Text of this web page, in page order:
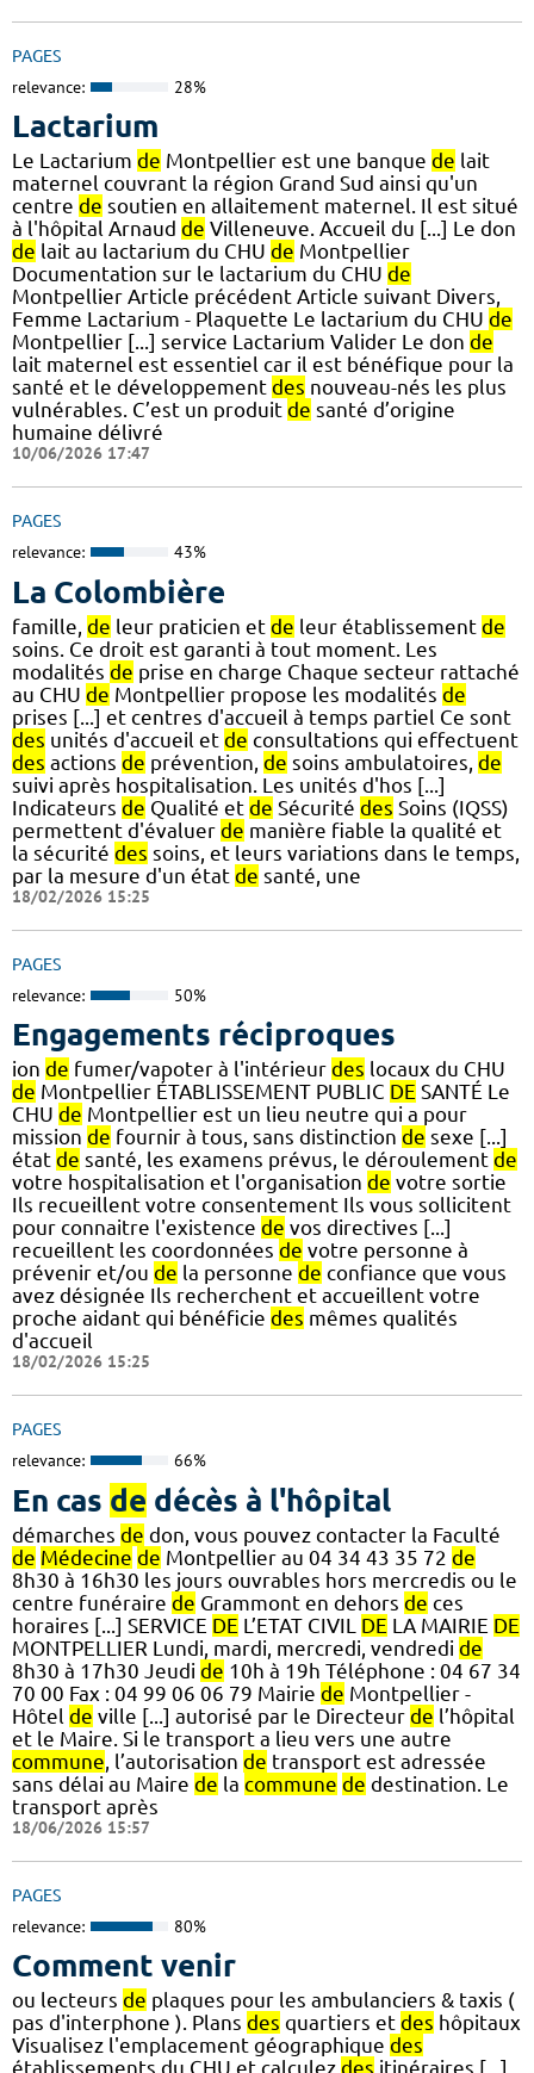
PAGES
relevance: 28%
Lactarium
Le Lactarium de Montpellier est une banque de lait
maternel couvrant la région Grand Sud ainsi qu'un
centre de soutien en allaitement maternel. Il est situé
à l'hôpital Arnaud de Villeneuve. Accueil du [...] Le don
de lait au lactarium du CHU de Montpellier
Documentation sur le lactarium du CHU de
Montpellier Article précédent Article suivant Divers,
Femme Lactarium - Plaquette Le lactarium du CHU de
Montpellier [...] service Lactarium Valider Le don de
lait maternel est essentiel car il est bénéfique pour la
santé et le développement des nouveau-nés les plus
vulnérables. C’est un produit de santé d’origine
humaine délivré
10/06/2026 17:47
PAGES
relevance: 43%
La Colombière
famille, de leur praticien et de leur établissement de
soins. Ce droit est garanti à tout moment. Les
modalités de prise en charge Chaque secteur rattaché
au CHU de Montpellier propose les modalités de
prises [...] et centres d'accueil à temps partiel Ce sont
des unités d'accueil et de consultations qui effectuent
des actions de prévention, de soins ambulatoires, de
suivi après hospitalisation. Les unités d'hos [...]
Indicateurs de Qualité et de Sécurité des Soins (IQSS)
permettent d'évaluer de manière fiable la qualité et
la sécurité des soins, et leurs variations dans le temps,
par la mesure d'un état de santé, une
18/02/2026 15:25
PAGES
relevance: 50%
Engagements réciproques
ion de fumer/vapoter à l'intérieur des locaux du CHU
de Montpellier ÉTABLISSEMENT PUBLIC DE SANTÉ Le
CHU de Montpellier est un lieu neutre qui a pour
mission de fournir à tous, sans distinction de sexe [...]
état de santé, les examens prévus, le déroulement de
votre hospitalisation et l'organisation de votre sortie
Ils recueillent votre consentement Ils vous sollicitent
pour connaitre l'existence de vos directives [...]
recueillent les coordonnées de votre personne à
prévenir et/ou de la personne de confiance que vous
avez désignée Ils recherchent et accueillent votre
proche aidant qui bénéficie des mêmes qualités
d'accueil
18/02/2026 15:25
PAGES
relevance: 66%
En cas de décès à l'hôpital
démarches de don, vous pouvez contacter la Faculté
de Médecine de Montpellier au 04 34 43 35 72 de
8h30 à 16h30 les jours ouvrables hors mercredis ou le
centre funéraire de Grammont en dehors de ces
horaires [...] SERVICE DE L’ETAT CIVIL DE LA MAIRIE DE
MONTPELLIER Lundi, mardi, mercredi, vendredi de
8h30 à 17h30 Jeudi de 10h à 19h Téléphone : 04 67 34
70 00 Fax : 04 99 06 06 79 Mairie de Montpellier -
Hôtel de ville [...] autorisé par le Directeur de l’hôpital
et le Maire. Si le transport a lieu vers une autre
commune , l’autorisation de transport est adressée
sans délai au Maire de la commune de destination. Le
transport après
18/06/2026 15:57
PAGES
relevance: 80%
Comment venir
ou lecteurs de plaques pour les ambulanciers & taxis (
pas d'interphone ). Plans des quartiers et des hôpitaux
Visualisez l'emplacement géographique des
établissements du CHU et calculez des itinéraires [...]